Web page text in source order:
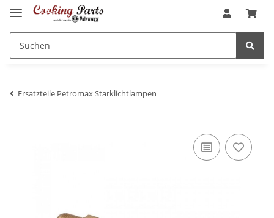
Ersatzteile Petromax Starklichtlampen